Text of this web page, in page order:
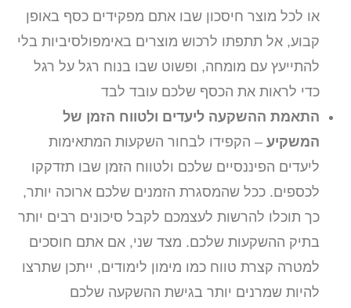
או לכל מוצר חיסכון שבו אתם מפקידים כסף באופן
קבוע, אל תתפתו לרכוש מוצרים באימפולסיביות בלי
להתייעץ עם מומחה, ופשוט שבו בנוח רגל על רגל
כדי לראות את הכסף שלכם עובד לבד
התאמת ההשקעה ליעדים ולטווח הזמן של
המשקיע – הקפידו לבחור השקעות המתאימות
ליעדים הפיננסיים שלכם ולטווח הזמן שבו תזדקקו
לכספים. ככל שהמסגרת הזמנים שלכם ארוכה יותר,
כך תוכלו להרשות לעצמכם לקבל סיכונים רבים יותר
בתיק ההשקעות שלכם. מצד שני, אם אתם חוסכים
למטרה קצרת טווח כמו מימון לימודים, ייתכן שתרצו
להיות שמרנים יותר בגישת ההשקעה שלכם